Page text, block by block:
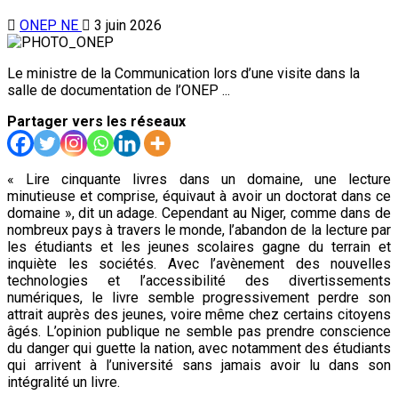
ONEP NE 3 juin 2026
Le ministre de la Communication lors d’une visite dans la
salle de documentation de l’ONEP ...
Partager vers les réseaux
« Lire cinquante livres dans un domaine, une lecture
minutieuse et comprise, équivaut à avoir un doctorat dans ce
domaine », dit un adage. Cependant au Niger, comme dans de
nombreux pays à travers le monde, l’abandon de la lecture par
les étudiants et les jeunes scolaires gagne du terrain et
inquiète les sociétés. Avec l’avènement des nouvelles
technologies et l’accessibilité des divertissements
numériques, le livre semble progressivement perdre son
attrait auprès des jeunes, voire même chez certains citoyens
âgés. L’opinion publique ne semble pas prendre conscience
du danger qui guette la nation, avec notamment des étudiants
qui arrivent à l’université sans jamais avoir lu dans son
intégralité un livre.